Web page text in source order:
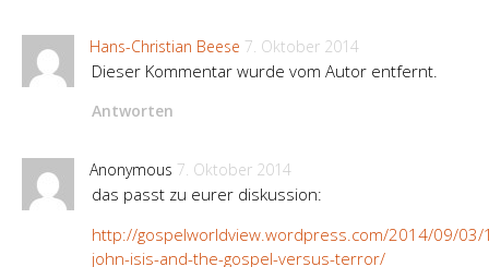
Hans-Christian Beese 7. Oktober 2014
Dieser Kommentar wurde vom Autor entfernt.
Antworten
Anonymous 7. Oktober 2014
das passt zu eurer diskussion:
http://gospelworldview.wordpress.com/2014/09/03/
john-isis-and-the-gospel-versus-terror/